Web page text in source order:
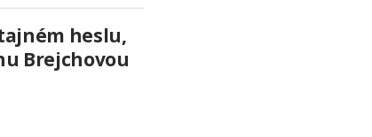
heslu,
Brejchovou